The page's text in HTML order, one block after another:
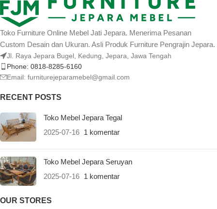
Toko Furniture Online Mebel Jati Jepara. Menerima Pesanan
Custom Desain dan Ukuran. Asli Produk Furniture Pengrajin Jepara.
Jl. Raya Jepara Bugel, Kedung, Jepara, Jawa Tengah
Phone: 0818-8285-6160
Email: furniturejeparamebel@gmail.com
RECENT POSTS
Toko Mebel Jepara Tegal
2025-07-16 1 komentar
Toko Mebel Jepara Seruyan
2025-07-16 1 komentar
OUR STORES